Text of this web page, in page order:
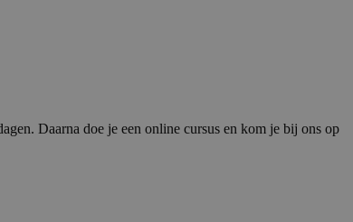
Daarna doe je een online cursus en kom je bij ons op